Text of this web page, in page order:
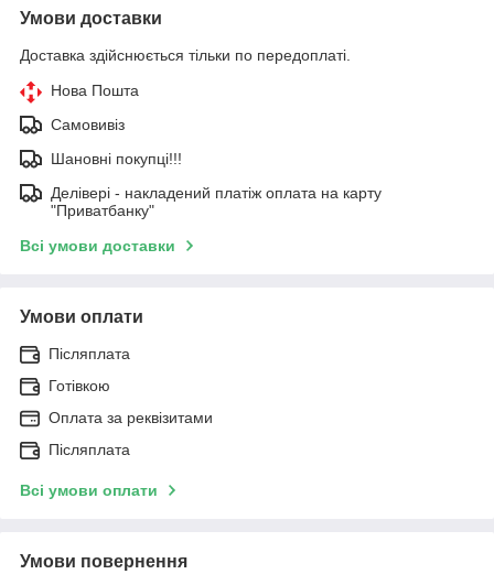
Умови доставки
Доставка здійснюється тільки по передоплаті.
Нова Пошта
Самовивіз
Шановні покупці!!!
Делівері - накладений платіж оплата на карту
"Приватбанку"
Всі умови доставки
Умови оплати
Післяплата
Готівкою
Оплата за реквізитами
Післяплата
Всі умови оплати
Умови повернення